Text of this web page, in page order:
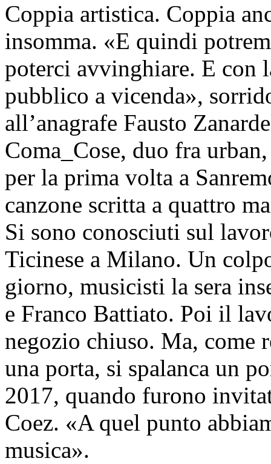
Coppia artistica. Coppia
insomma. «E quindi
poterci avvinghiare. E con
pubblico a vicenda»,
all’anagrafe Fausto
Coma_Cose, duo fra
per la prima volta a
canzone scritta a quattro
Si sono conosciuti sul
Ticinese a Milano. Un
giorno, musicisti la sera
e Franco Battiato. Poi il
negozio chiuso. Ma, come
una porta, si spalanca un
2017, quando furono
Coez. «A quel punto
musica».